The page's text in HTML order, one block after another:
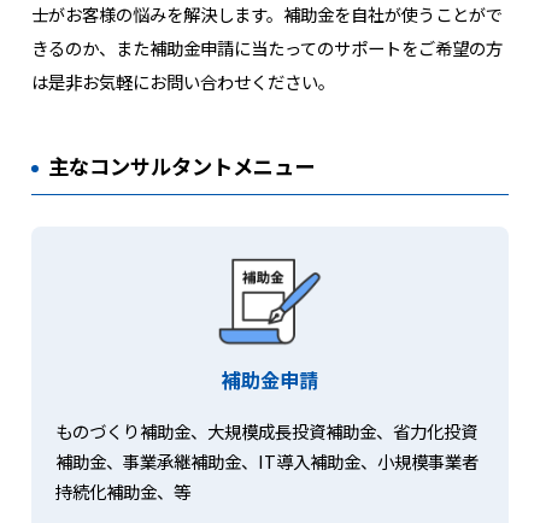
士がお客様の悩みを解決します。補助金を自社が使うことがで
きるのか、また補助金申請に当たってのサポートをご希望の方
は是非お気軽にお問い合わせください。
主なコンサルタントメニュー
補助金申請
ものづくり補助金、大規模成長投資補助金、省力化投資
補助金、事業承継補助金、IT導入補助金、小規模事業者
持続化補助金、等